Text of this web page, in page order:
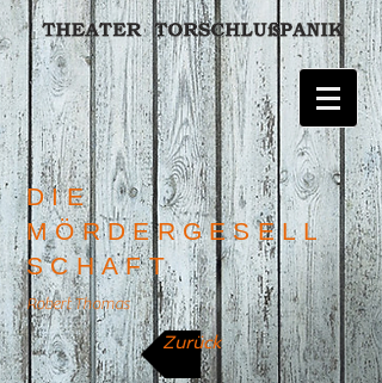
DIE
MÖRDERGESELL
SCHAFT
Robert Thomas
Zurück